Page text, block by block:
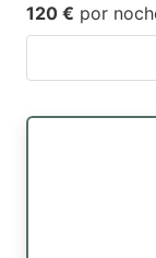
120 € por